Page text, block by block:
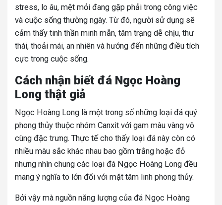
stress, lo âu, mệt mỏi đang gặp phải trong công việc
và cuộc sống thường ngày. Từ đó, người sử dụng sẽ
cảm thấy tinh thần minh mẫn, tâm trạng dễ chịu, thư
thái, thoải mái, an nhiên và hướng đến những điều tích
cực trong cuộc sống.
Cách nhận biết đá Ngọc Hoàng
Long thật giả
Ngọc Hoàng Long là một trong số những loại đá quý
phong thủy thuộc nhóm Canxit với gam màu vàng vô
cùng đặc trưng. Thực tế cho thấy loại đá này còn có
nhiều màu sắc khác nhau bao gồm trắng hoặc đỏ
nhưng nhìn chung các loại đá Ngọc Hoàng Long đều
mang ý nghĩa to lớn đối với mặt tâm linh phong thủy.
Bởi vậy mà nguồn năng lượng của đá Ngọc Hoàng